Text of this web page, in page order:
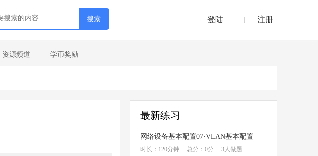
登陆 注册
资源频道 学币奖励
最新练习
网络设备基本配置07·VLAN基本配置
时长：120分钟 总分：0分 3人做题